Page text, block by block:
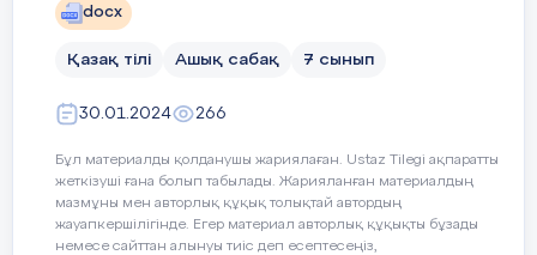
Бағалау
критерийлері
отырып,графиктік мәтін (шартты
Сөйлеу тіліндегі
Ойлау
Жоғары деңгей дағдылары.
docx
Қазақ тілі Ашық сабақ 7 сынып
30.01.2024 266
Бұл материалды қолданушы жариялаған. Ustaz Tilegi ақпаратты
жеткізуші ғана болып табылады. Жарияланған материалдың
мазмұны мен авторлық құқық толықтай автордың
жауапкершілігінде. Егер материал авторлық құқықты бұзады
немесе сайттан алынуы тиіс деп есептесеңіз,